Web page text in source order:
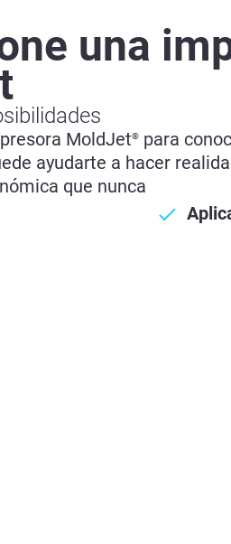
una
MoldJet® para
ayudarte a hacer
que nunca